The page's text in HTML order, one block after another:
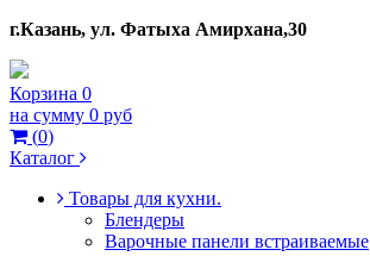
г.Казань, ул. Фатыха Амирхана,30
Корзина 0
на сумму 0 руб
(0)
Каталог
Товары для кухни.
Блендеры
Варочные панели встраиваемые